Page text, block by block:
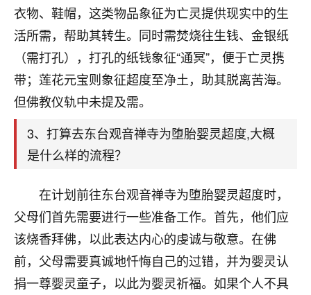
衣物、鞋帽，这类物品象征为亡灵提供现实中的生
活所需，帮助其转生。同时需焚烧往生钱、金银纸
（需打孔），打孔的纸钱象征“通冥”，便于亡灵携
带；莲花元宝则象征超度至净土，助其脱离苦海。
但佛教仪轨中未提及需。
3、打算去东台观音禅寺为堕胎婴灵超度,大概
是什么样的流程？
在计划前往东台观音禅寺为堕胎婴灵超度时，
父母们首先需要进行一些准备工作。首先，他们应
该烧香拜佛，以此表达内心的虔诚与敬意。在佛
前，父母需要真诚地忏悔自己的过错，并为婴灵认
捐一尊婴灵童子，以此为婴灵祈福。如果个人不具
心若莲花
我是做餐饮的，这两年，生意屡屡受挫，店开一家关
一家，要么生意不好，生意好的就出事。前些年攒的
家底快败光了，真是倒霉！我也想找人看看到底怎么
回事？
啊！
太阳当空赵：我也做餐饮的，生意不算大，但
址、风水、还有开业日子，哪哪都看了，虽然
大环境不好，但是我家生意还可以，前几天又
刚找老师做了补财库，希望财运更好一点！
2小时前 来自海南
梦醒时分